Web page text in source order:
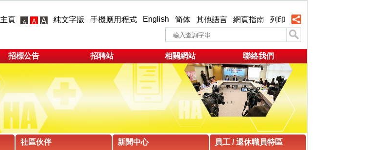
主頁 純文字版 手機應用程式 English 简体 其他語言 網頁指南 列印
招標公告 招聘站 相關網站 聯絡我們
社區伙伴 新聞中心 員工 / 退休職員特區